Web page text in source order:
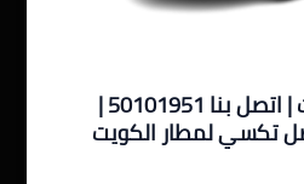
تكسي المطار الكويت | اتصل بنا 50101951 |
تكسي لمطار الكويت